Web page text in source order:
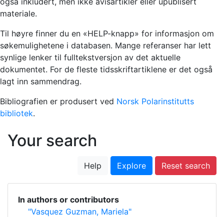
materiale.
Til høyre finner du en «HELP-knapp» for informasjon om
søkemulighetene i databasen. Mange referanser har lett
synlige lenker til fulltekstversjon av det aktuelle
dokumentet. For de fleste tidsskriftartiklene er det også
lagt inn sammendrag.
Bibliografien er produsert ved Norsk Polarinstitutts
bibliotek.
Your search
Help Explore Reset search
In authors or contributors
"Vasquez Guzman, Mariela"